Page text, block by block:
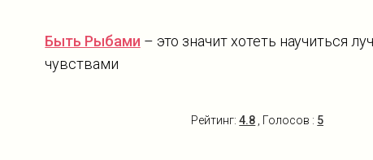
Быть Рыбами – это значит хотеть научиться
чувствами
Рейтинг:4.8 , Голосов : 5